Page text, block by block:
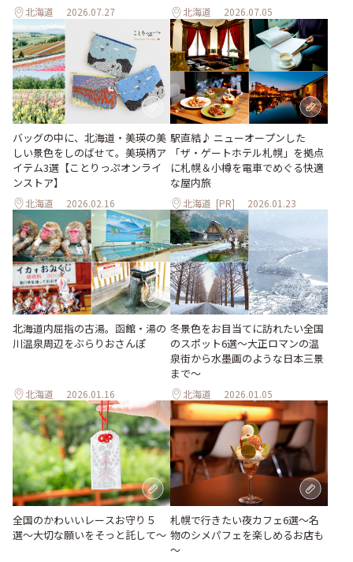
北海道 2026.07.27 北海道 2026.07.05
バッグの中に、北海道・美瑛の美
しい景色をしのばせて。美瑛柄ア
イテム3選【ことりっぷオンライ
ンストア】
北海道 2026.02.16
駅直結♪ ニューオープンした
「ザ・ゲートホテル札幌」を拠点
に札幌＆小樽を電車でめぐる快適
な屋内旅
北海道 [PR] 2026.01.23
北海道内屈指の古湯。函館・湯の
川温泉周辺をぶらりおさんぽ
北海道 2026.01.16
冬景色をお目当てに訪れたい全国
のスポット6選〜大正ロマンの温
泉街から水墨画のような日本三景
まで〜
北海道 2026.01.05
全国のかわいいレースお守り５
選〜大切な願いをそっと託して〜
札幌で行きたい夜カフェ6選～名
物のシメパフェを楽しめるお店も
～